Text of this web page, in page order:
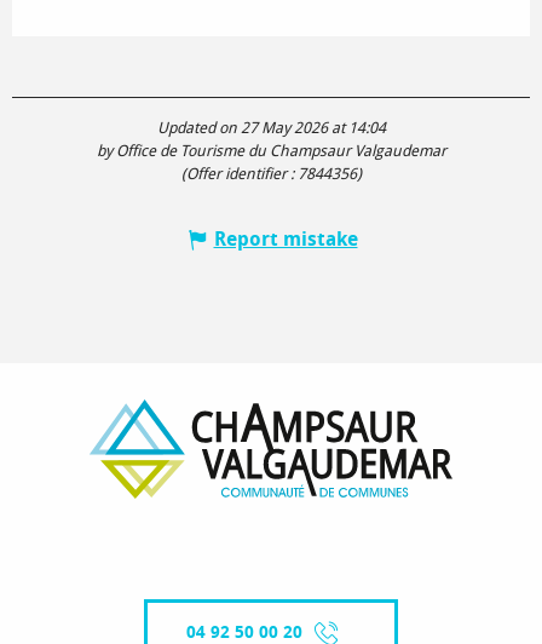
Updated on 27 May 2026 at 14:04
by Office de Tourisme du Champsaur Valgaudemar
(Offer identifier : 7844356)
Report mistake
04 92 50 00 20